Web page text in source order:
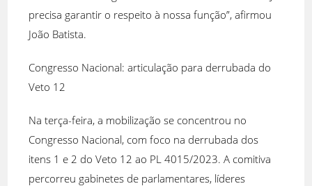
precisa garantir o respeito à nossa função”, afirmou
João Batista.
Congresso Nacional: articulação para derrubada do
Veto 12
Na terça-feira, a mobilização se concentrou no
Congresso Nacional, com foco na derrubada dos
itens 1 e 2 do Veto 12 ao PL 4015/2023. A comitiva
percorreu gabinetes de parlamentares, líderes